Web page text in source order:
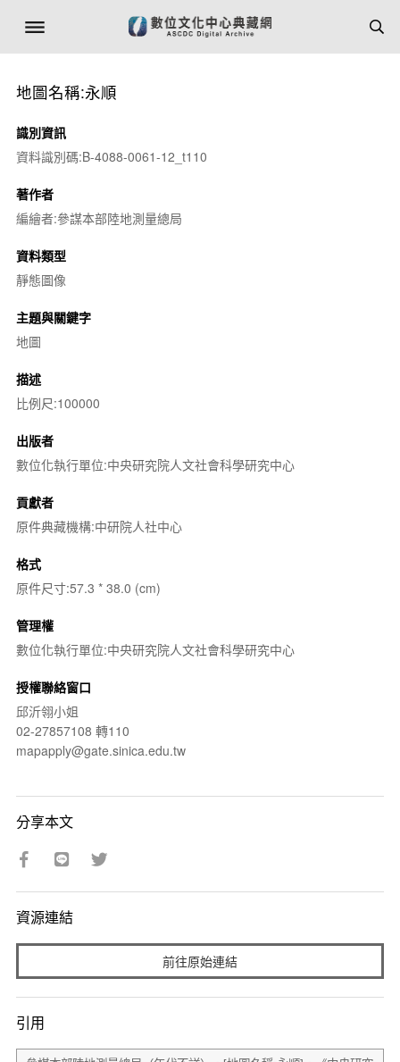
地圖名稱:永順
識別資訊
資料識別碼:B-4088-0061-12_t110
著作者
編繪者:參謀本部陸地測量總局
資料類型
靜態圖像
主題與關鍵字
地圖
描述
比例尺:100000
出版者
數位化執行單位:中央研究院人文社會科學研究中心
貢獻者
原件典藏機構:中研院人社中心
格式
原件尺寸:57.3 * 38.0 (cm)
管理權
數位化執行單位:中央研究院人文社會科學研究中心
授權聯絡窗口
邱沂翎小姐
02-27857108 轉110
mapapply@gate.sinica.edu.tw
分享本文
資源連結
前往原始連結
引用